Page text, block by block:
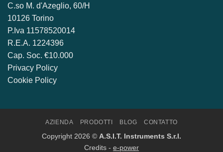
C.so M. d'Azeglio, 60/H
10126 Torino
P.Iva ​11578520014
R.E.A. 1224396
Cap. Soc. €10.000
Privacy Policy
Cookie Policy
AZIENDA PRODOTTI BLOG CONTATTO
Copyright 2026 © A.S.I.T. Instruments S.r.l.
Credits - e-power